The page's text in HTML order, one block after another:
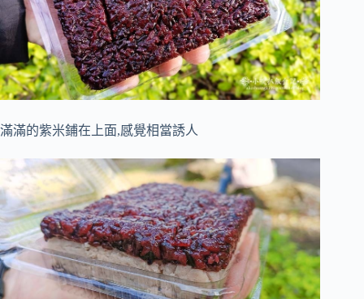
滿滿的紫米鋪在上面,感覺相當誘人